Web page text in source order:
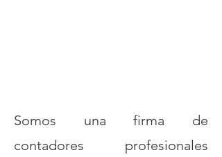
Somos una firma de
contadores profesionales